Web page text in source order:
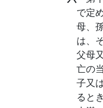
で定
母、
は、
父母
亡の
子又
ると